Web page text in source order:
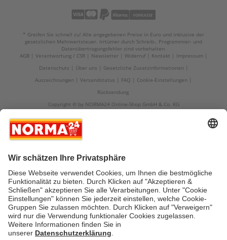
* Greifen Sie schnell zu! Alle angegebenen Preise in Euro und inklusive der
gesetzlichen Mehrwertsteuer. Irrtümer durch Schreib-, Programmier- und
Datenübertragungsfehler sind vorbehalten.
AGB
Verantwortung / CSR Newsletter Widerruf Kontakt
Impressum
Datenschutz
Über uns
Gesetzliche Zusatzinformationen
Auszeichnungen
Versandstatus FAQ
Cookie-Einstellungen
Rücksendung
Copyright © by NORMA24 Online-Shop GmbH & Co. KG